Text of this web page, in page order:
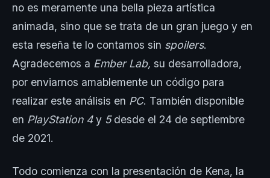
no es meramente una bella pieza artística
animada, sino que se trata de un gran juego y en
esta reseña te lo contamos sin spoilers.
Agradecemos a Ember Lab, su desarrolladora,
por enviarnos amablemente un código para
realizar este análisis en PC. También disponible
en PlayStation 4y 5desde el 24 de septiembre
de 2021.
Todo comienza con la presentación de Kena, la